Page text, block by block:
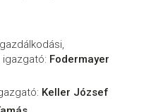
Fodermayer
Keller József